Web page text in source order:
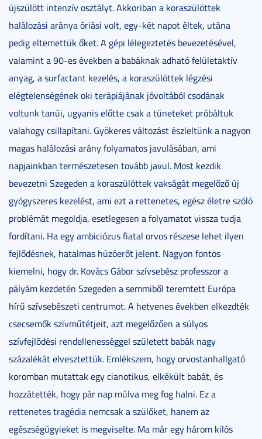
újszülött intenzív osztályt. Akkoriban a koraszülöttek
halálozási aránya óriási volt, egy-két napot éltek, utána
pedig eltemettük őket. A gépi lélegeztetés bevezetésével,
valamint a 90-es években a babáknak adható felületaktív
anyag, a surfactant kezelés, a koraszülöttek légzési
elégtelenségének oki terápiájának jóvoltából csodának
voltunk tanúi, ugyanis előtte csak a tüneteket próbáltuk
valahogy csillapítani. Gyökeres változást észleltünk a nagyon
magas halálozási arány folyamatos javulásában, ami
napjainkban természetesen tovább javul. Most kezdik
bevezetni Szegeden a koraszülöttek vakságát megelőző új
gyógyszeres kezelést, ami ezt a rettenetes, egész életre szóló
problémát megoldja, esetlegesen a folyamatot vissza tudja
fordítani. Ha egy ambiciózus fiatal orvos részese lehet ilyen
fejlődésnek, hatalmas húzóerőt jelent. Nagyon fontos
kiemelni, hogy dr. Kovács Gábor szívsebész professzor a
pályám kezdetén Szegeden a semmiből teremtett Európa
hírű szívsebészeti centrumot. A hetvenes években elkezdték
csecsemők szívműtétjeit, azt megelőzően a súlyos
szívfejlődési rendellenességgel született babák nagy
százalékát elvesztettük. Emlékszem, hogy orvostanhallgató
koromban mutattak egy cianotikus, elkékült babát, és
hozzátették, hogy pár nap múlva meg fog halni. Ez a
rettenetes tragédia nemcsak a szülőket, hanem az
egészségügyieket is megviselte. Ma már egy három kilós